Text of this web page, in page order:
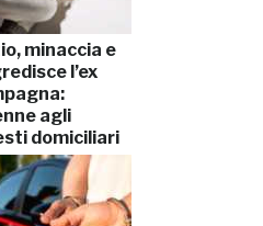
minaccia e
l’ex
agli
domiciliari